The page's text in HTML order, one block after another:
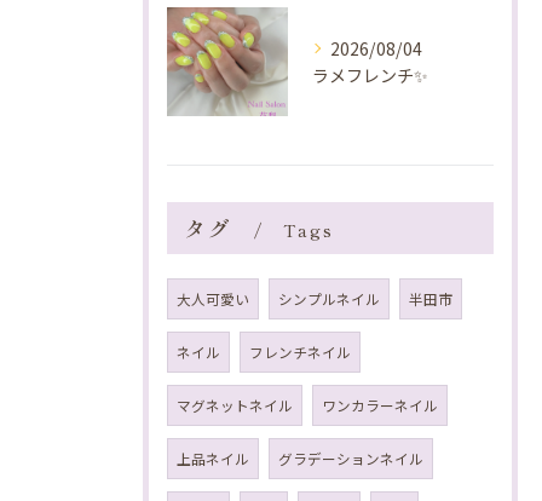
2026/08/04
ラメフレンチ✨️
タグ Tags
大人可愛い シンプルネイル 半田市
ネイル フレンチネイル
マグネットネイル ワンカラーネイル
上品ネイル グラデーションネイル